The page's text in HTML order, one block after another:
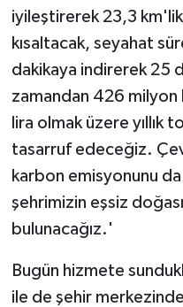
iyileştirerek 23,3
kısaltacak, seyahat
dakikaya indirerek 25
zamandan 426 milyon
lira olmak üzere yıllık
tasarruf edeceğiz.
karbon emisyonunu
şehrimizin eşsiz
bulunacağız.'
Bugün hizmete
ile de şehir